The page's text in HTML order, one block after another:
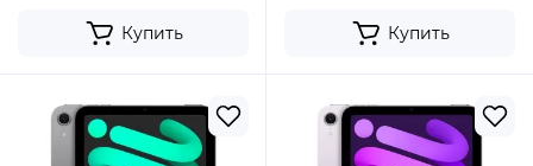
Купить Купить